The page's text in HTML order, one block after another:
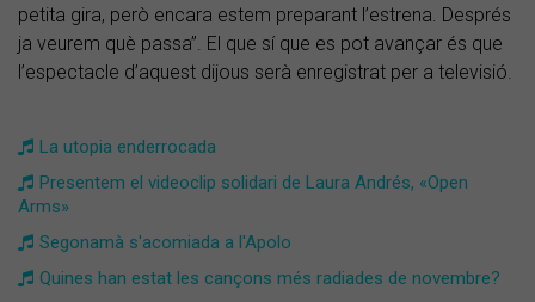
petita gira, però encara estem preparant l’estrena. Després
ja veurem què passa”. El que sí que es pot avançar és que
l’espectacle d’aquest dijous serà enregistrat per a televisió.
La utopia enderrocada
Presentem el videoclip solidari de Laura Andrés, «Open
Arms»
Segonamà s'acomiada a l'Apolo
Quines han estat les cançons més radiades de novembre?